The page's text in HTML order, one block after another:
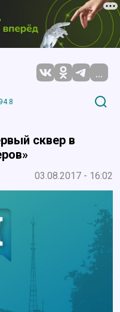
...
94.8
сквер в
03.08.2017 - 16:02